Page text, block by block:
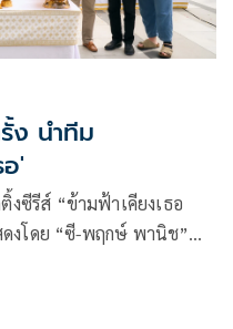
ง นำทีม
'
งซีรีส์ “ข้ามฟ้าเคียงเธอ
งโดย “ซี-พฤกษ์ พานิช”